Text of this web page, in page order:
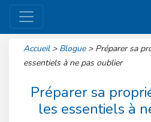
Accueil > Blogue > Préparer sa
essentiels à ne pas oublier
Préparer sa
les essentiels à